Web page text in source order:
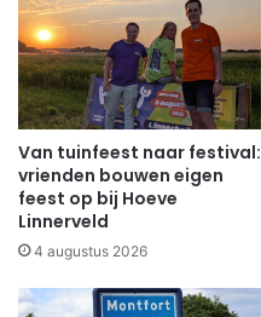
Van tuinfeest naar festival:
vrienden bouwen eigen
feest op bij Hoeve
Linnerveld
4 augustus 2026